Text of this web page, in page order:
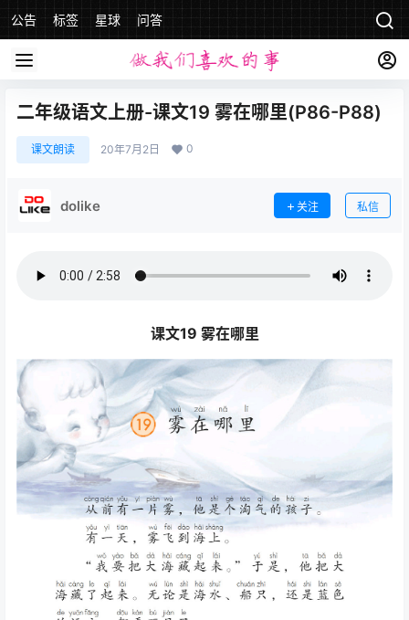
公告 标签 星球 问答
二年级语文上册-课文19 雾在哪里(P86-P88)
课文朗读 20年7月2日 0
dolike 关注 私信
课文19 雾在哪里